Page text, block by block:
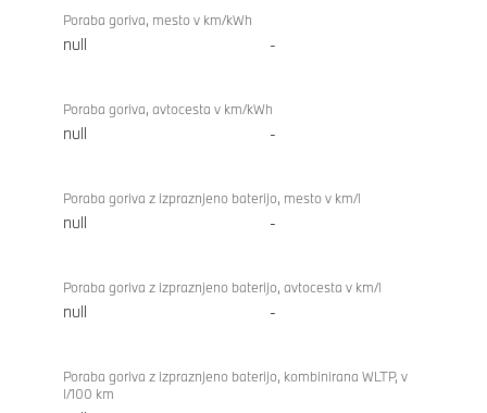
Poraba goriva, mesto v km/kWh
null -
Poraba goriva, avtocesta v km/kWh
null -
Poraba goriva z izpraznjeno baterijo, mesto v km/l
null -
Poraba goriva z izpraznjeno baterijo, avtocesta v km/l
null -
Poraba goriva z izpraznjeno baterijo, kombinirana WLTP, v
l/100 km